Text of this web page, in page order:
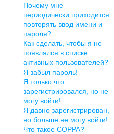
Почему мне
периодически приходится
повторять ввод имени и
пароля?
Как сделать, чтобы я не
появлялся в списке
активных пользователей?
Я забыл пароль!
Я только что
зарегистрировался, но не
могу войти!
Я давно зарегистрирован,
но больше не могу войти!
Что такое COPPA?